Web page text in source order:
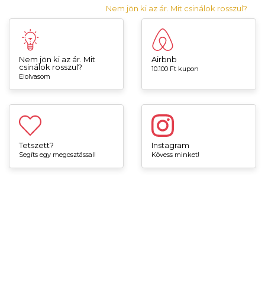
Nem jön ki az ár. Mit csinálok rosszul?
Nem jön ki az ár. Mit
csinálok rosszul?
Elolvasom
Airbnb
10.100 Ft kupon
Tetszett?
Segíts egy megosztással!
Instagram
Kövess minket!